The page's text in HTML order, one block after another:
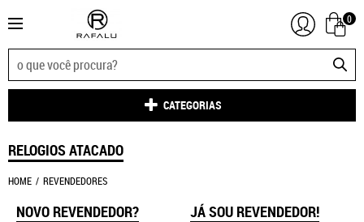
0
CATEGORIAS
RELOGIOS ATACADO
HOME REVENDEDORES
NOVO REVENDEDOR? JÁ SOU REVENDEDOR!